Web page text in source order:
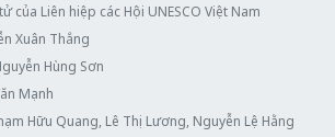
của Liên hiệp các Hội UNESCO Việt Nam
Xuân Thắng
Hùng Sơn
Mạnh
Hữu Quang, Lê Thị Lương, Nguyễn Lệ Hằng